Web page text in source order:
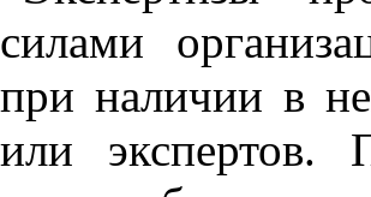
силами
при наличии в
или
экспертов.